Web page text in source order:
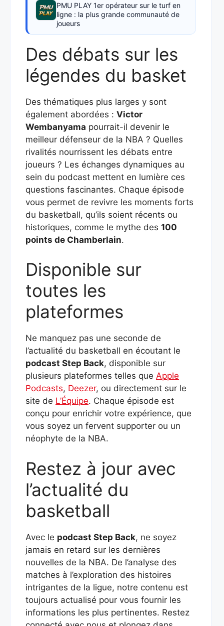
PMU PLAY 1er opérateur sur le turf en
ligne : la plus grande communauté de
joueurs
Des débats sur les
légendes du basket
Des thématiques plus larges y sont
également abordées : Victor
Wembanyama pourrait-il devenir le
meilleur défenseur de la NBA ? Quelles
rivalités nourrissent les débats entre
joueurs ? Les échanges dynamiques au
sein du podcast mettent en lumière ces
questions fascinantes. Chaque épisode
vous permet de revivre les moments forts
du basketball, qu’ils soient récents ou
historiques, comme le mythe des 100
points de Chamberlain.
Disponible sur
toutes les
plateformes
Ne manquez pas une seconde de
l’actualité du basketball en écoutant le
podcast Step Back, disponible sur
plusieurs plateformes telles que Apple
Podcasts, Deezer, ou directement sur le
site de L’Équipe. Chaque épisode est
conçu pour enrichir votre expérience, que
vous soyez un fervent supporter ou un
néophyte de la NBA.
Restez à jour avec
l’actualité du
basketball
Avec le podcast Step Back, ne soyez
jamais en retard sur les dernières
nouvelles de la NBA. De l’analyse des
matches à l’exploration des histoires
intrigantes de la ligue, notre contenu est
toujours actualisé pour vous fournir les
informations les plus pertinentes. Restez